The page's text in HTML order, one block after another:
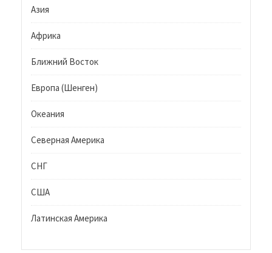
Азия
Африка
Ближний Восток
Европа (Шенген)
Океания
Северная Америка
СНГ
США
Латинская Америка